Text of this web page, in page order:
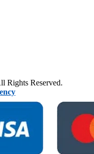
Rights Reserved.